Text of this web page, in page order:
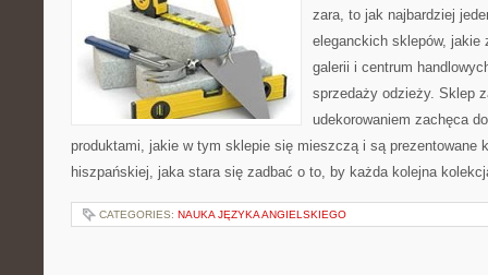
zara, to jak najbardziej
eleganckich sklepów, jakie
galerii i centrum
sprzedaży odzieży. Sklep
udekorowaniem zachęca
produktami, jakie w tym sklepie się mieszczą i są prezentowane
hiszpańskiej, jaka stara się zadbać o to, by każda kolejna
CATEGORIES: NAUKA JĘZYKA ANGIELSKIEGO